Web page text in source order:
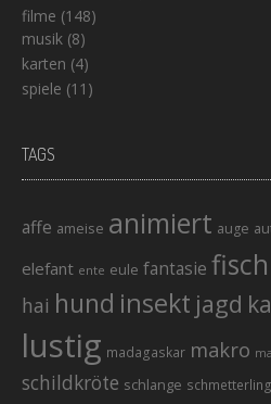
filme (148)
musik (8)
karten (4)
spiele (11)
TAGS
affe ameise animiert auge
elefant ente eule fantasie fisch
hai hund insekt jagd
lustig madagaskar makro
schildkröte schlange schmetterling